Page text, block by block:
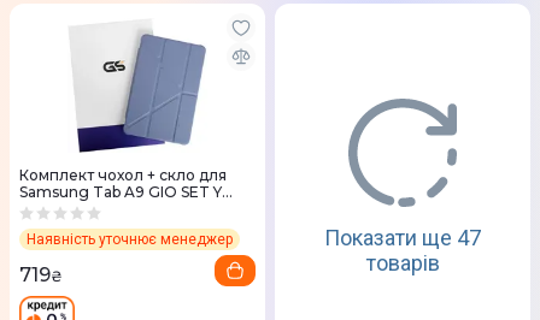
Комплект чохол + скло для
Samsung Tab A9 GIO SET Y
Fold Acrylic (Alaskan Blue)
Наявність уточнює менеджер
719₴
Показати ще 47
товарів